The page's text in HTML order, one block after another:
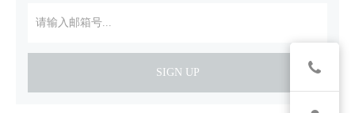
SIGN UP